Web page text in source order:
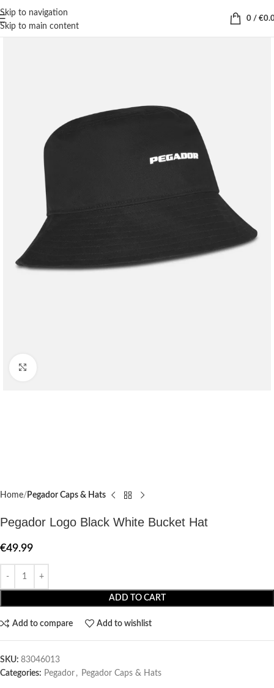
Skip to navigation
Skip to main content
0 / €
Home Pegador Caps & Hats
Pegador Logo Black White Bucket Hat
€49.99
ADD TO CART
Add to compare Add to wishlist
SKU: 83046013
Categories: Pegador​ , Pegador Caps & Hats